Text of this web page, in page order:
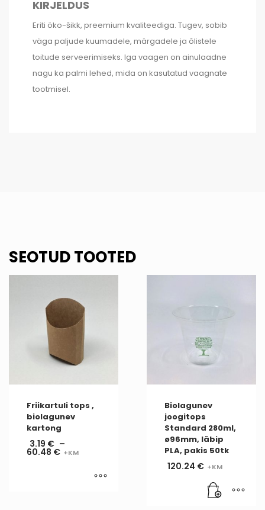
KIRJELDUS
Eriti öko-šikk, preemium kvaliteediga. Tugev, sobib
väga paljude kuumadele, märgadele ja õlistele
toitude serveerimiseks. Iga vaagen on ainulaadne
nagu ka palmi lehed, mida on kasutatud vaagnate
tootmisel.
SEOTUD TOOTED
Friikartuli tops ,
biolagunev
kartong
3.19 € –
60.48 €
Biolagunev
joogitops
Standard 280ml,
ø96mm, läbip
PLA, pakis 50tk
120.24 €